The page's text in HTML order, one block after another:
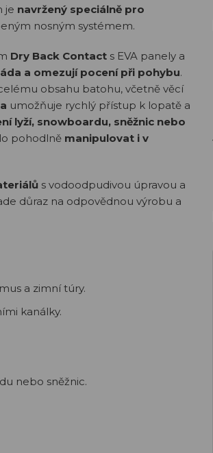
je navržený speciálně pro
nosným systémem.
Dry Back Contact s EVA panely a
a omezují pocení při pohybu.
obsahu batohu, včetně věcí
umožňuje rychlý přístup k lopatě a
lyží, snowboardu, sněžnic nebo
pohodlně manipulovat i v
s vodoodpudivou úpravou a
důraz na odpovědnou výrobu a
a zimní túry.
kanálky.
nebo sněžnic.